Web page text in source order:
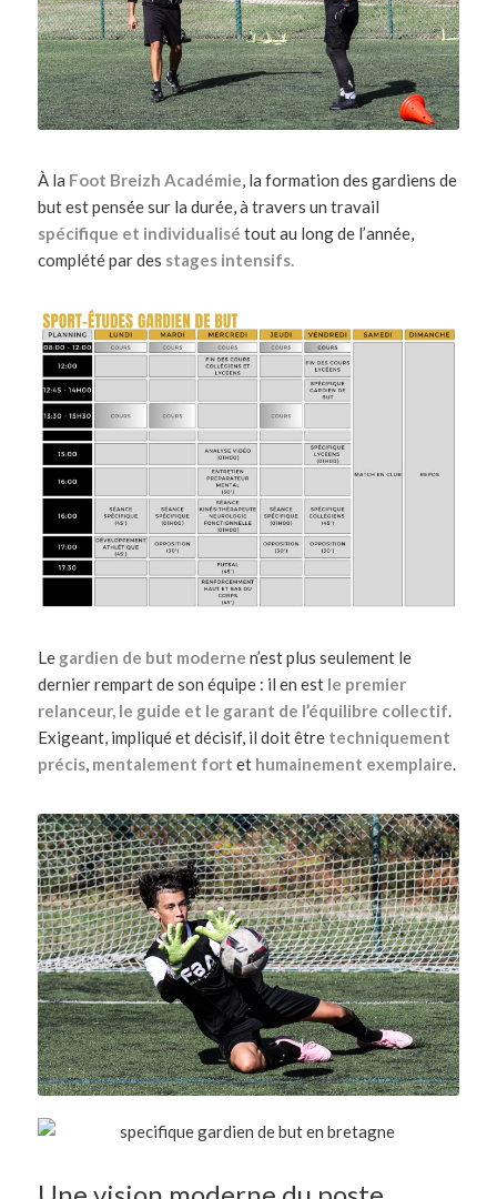
À la Foot Breizh Académie, la formation des gardiens de
but est pensée sur la durée, à travers un travail
spécifique et individualisé tout au long de l’année,
complété par des stages intensifs.
Le gardien de but moderne n’est plus seulement le
dernier rempart de son équipe : il en est le premier
relanceur, le guide et le garant de l’équilibre collectif.
Exigeant, impliqué et décisif, il doit être techniquement
précis, mentalement fort et humainement exemplaire.